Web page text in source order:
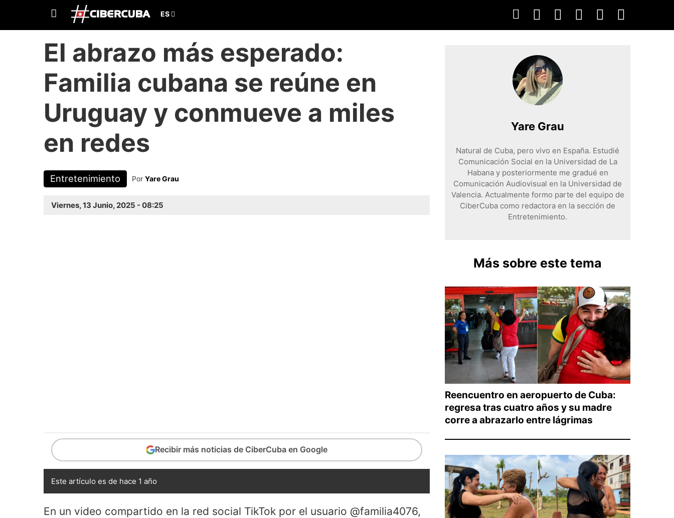
El abrazo más esperado:
Familia cubana se reúne en
Uruguay y conmueve a miles
en redes
Entretenimiento Por Yare Grau
Viernes, 13 Junio, 2025 - 08:25
Recibir más noticias de CiberCuba en Google
Este artículo es de hace 1 año
En un video compartido en la red social TikTok por el usuario @familia4076,
Yare Grau
Natural de Cuba, pero vivo en España. Estudié
Comunicación Social en la Universidad de La
Habana y posteriormente me gradué en
Comunicación Audiovisual en la Universidad de
Valencia. Actualmente formo parte del equipo de
CiberCuba como redactora en la sección de
Entretenimiento.
Más sobre este tema
Reencuentro en aeropuerto de Cuba:
regresa tras cuatro años y su madre
corre a abrazarlo entre lágrimas